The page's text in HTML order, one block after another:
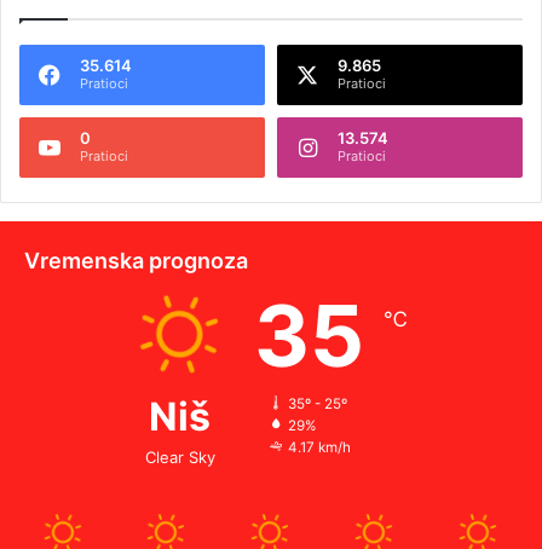
35.614
Pratioci
9.865
Pratioci
0
Pratioci
13.574
Pratioci
Vremenska prognoza
Niš
Clear Sky
35 ℃
35º - 25º
29%
4.17 km/h